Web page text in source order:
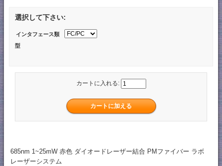
選択して下さい:
インタフェース類
型
カートに入れる:
685nm 1~25mW 赤色 ダイオードレーザー結合 PMファイバー ラボ
レーザーシステム